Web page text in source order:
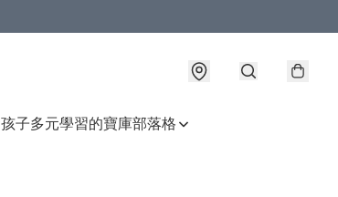
孩子多元學習的寶庫部落格